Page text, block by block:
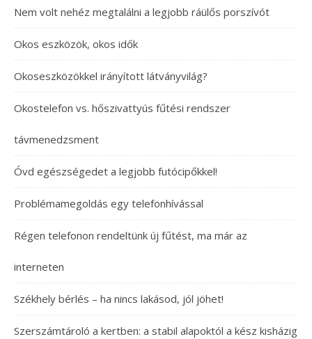
Nem volt nehéz megtalálni a legjobb ráülős porszívót
Okos eszközök, okos idők
Okoseszközökkel irányított látványvilág?
Okostelefon vs. hőszivattyús fűtési rendszer
távmenedzsment
Óvd egészségedet a legjobb futócipőkkel!
Problémamegoldás egy telefonhívással
Régen telefonon rendeltünk új fűtést, ma már az
interneten
Székhely bérlés – ha nincs lakásod, jól jöhet!
Szerszámtároló a kertben: a stabil alapoktól a kész kisházig